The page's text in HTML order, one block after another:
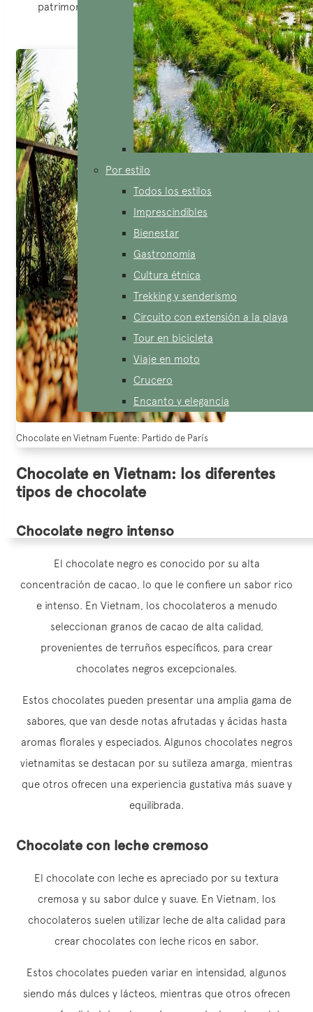
Por estilo
Todos los estilos
Imprescindibles
Bienestar
Gastronomía
Cultura étnica
Trekking y senderismo
Circuito con extensión a la playa
Tour en bicicleta
Viaje en moto
Crucero
Encanto y elegancia
patrimonio cultural y gastronómico único del país.
Chocolate en Vietnam Fuente: Partido de París
Chocolate en Vietnam: los diferentes
tipos de chocolate
Chocolate negro intenso
El chocolate negro es conocido por su alta
concentración de cacao, lo que le confiere un sabor rico
e intenso. En Vietnam, los chocolateros a menudo
seleccionan granos de cacao de alta calidad,
provenientes de terruños específicos, para crear
chocolates negros excepcionales.
Estos chocolates pueden presentar una amplia gama de
sabores, que van desde notas afrutadas y ácidas hasta
aromas florales y especiados. Algunos chocolates negros
vietnamitas se destacan por su sutileza amarga, mientras
que otros ofrecen una experiencia gustativa más suave y
equilibrada.
Chocolate con leche cremoso
El chocolate con leche es apreciado por su textura
cremosa y su sabor dulce y suave. En Vietnam, los
chocolateros suelen utilizar leche de alta calidad para
crear chocolates con leche ricos en sabor.
Estos chocolates pueden variar en intensidad, algunos
siendo más dulces y lácteos, mientras que otros ofrecen